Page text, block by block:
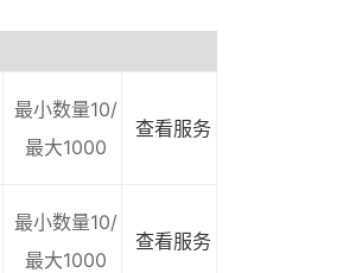
最小数量10/
最大1000
查看服务
最小数量10/
最大1000
查看服务